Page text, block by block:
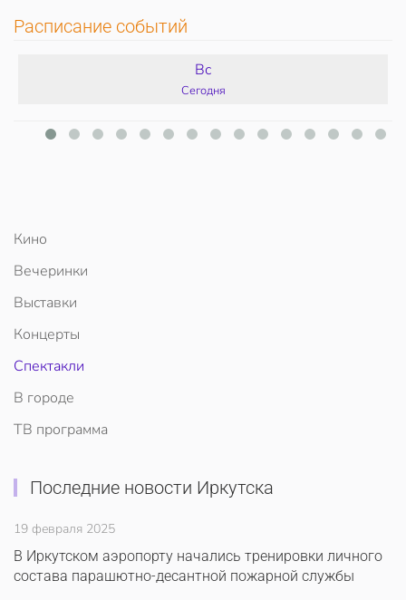
Расписание событий
Вс
Сегодня
Кино
Вечеринки
Выставки
Концерты
Спектакли
В городе
ТВ программа
Последние новости Иркутска
19 февраля 2025
В Иркутском аэропорту начались тренировки личного
состава парашютно-десантной пожарной службы